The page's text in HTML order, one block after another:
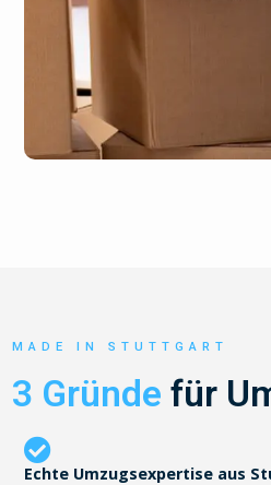
MADE IN STUTTGART
3 Gründe für
Echte Umzugsexpertise aus